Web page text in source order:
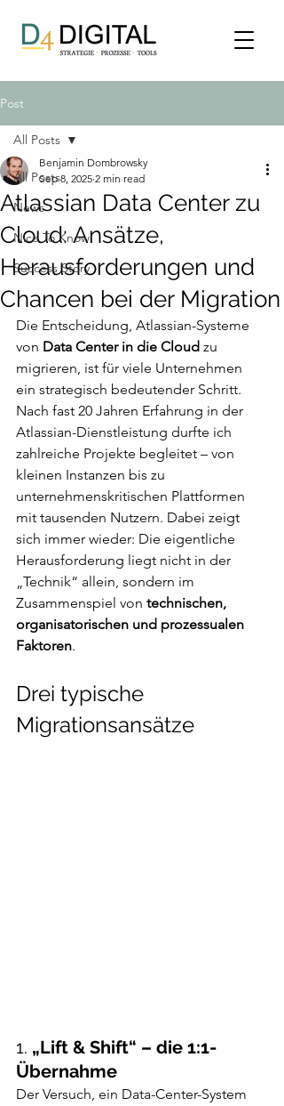
Post
All Posts
News
Nice To Know
Success Story
All Posts
Atlassian Data Center zu
Cloud: Ansätze,
Herausforderungen und
Chancen bei der Migration
Benjamin Dombrowsky
Sep 8, 2025 2 min read
Die Entscheidung, Atlassian-Systeme
von Data Center in die Cloud zu
migrieren, ist für viele Unternehmen
ein strategisch bedeutender Schritt.
Nach fast 20 Jahren Erfahrung in der
Atlassian-Dienstleistung durfte ich
zahlreiche Projekte begleitet – von
kleinen Instanzen bis zu
unternehmenskritischen Plattformen
mit tausenden Nutzern. Dabei zeigt
sich immer wieder: Die eigentliche
Herausforderung liegt nicht in der
„Technik“ allein, sondern im
Zusammenspiel von technischen,
organisatorischen und prozessualen
Faktoren.
Drei typische
Migrationsansätze
1. „Lift & Shift“ – die 1:1-
Übernahme
Der Versuch, ein Data-Center-System